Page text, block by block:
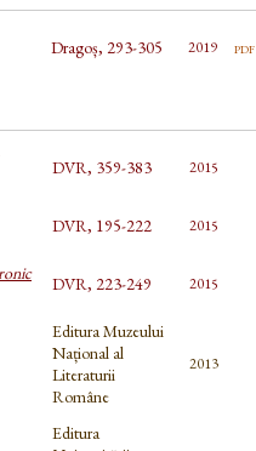
Dragoș, 293-305 2019 pdf
DVR, 359-383 2015
DVR, 195-222 2015
DVR, 223-249 2015
Editura Muzeului
Național al
Literaturii
Române
2013
Editura